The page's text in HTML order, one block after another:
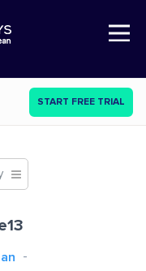
Open Nav
START FREE TRIAL